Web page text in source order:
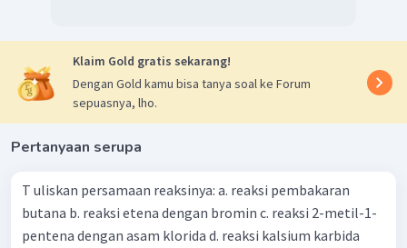
Klaim Gold gratis sekarang!
Dengan Gold kamu bisa tanya soal ke Forum
sepuasnya, lho.
Pertanyaan serupa
T uliskan persamaan reaksinya: a. reaksi pembakaran
butana b. reaksi etena dengan bromin c. reaksi 2-metil-1-
pentena dengan asam klorida d. reaksi kalsium karbida